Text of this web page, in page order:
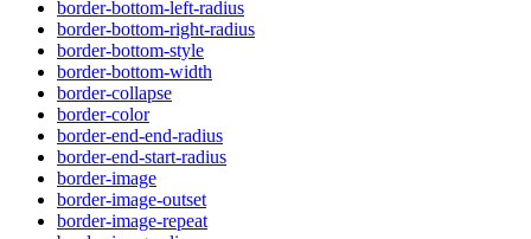
border-bottom-left-radius
border-bottom-right-radius
border-bottom-style
border-bottom-width
border-collapse
border-color
border-end-end-radius
border-end-start-radius
border-image
border-image-outset
border-image-repeat